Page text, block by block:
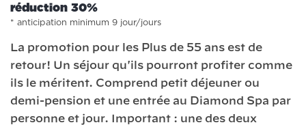
​​réduction 30%
anticipation minimum 9 jour/jours
La promotion pour les Plus de 55 ans est de
retour! Un séjour qu'ils pourront profiter comme
ils le méritent. Comprend petit déjeuner ou
demi-pension et une entrée au Diamond Spa par
personne et jour. Important : une des deux